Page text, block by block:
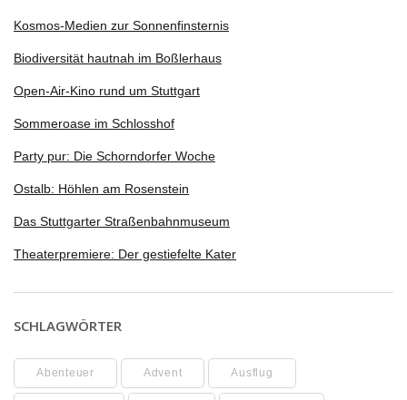
Kosmos-Medien zur Sonnenfinsternis
Biodiversität hautnah im Boßlerhaus
Open-Air-Kino rund um Stuttgart
Sommeroase im Schlosshof
Party pur: Die Schorndorfer Woche
Ostalb: Höhlen am Rosenstein
Das Stuttgarter Straßenbahnmuseum
Theaterpremiere: Der gestiefelte Kater
SCHLAGWÖRTER
Abenteuer Advent Ausflug